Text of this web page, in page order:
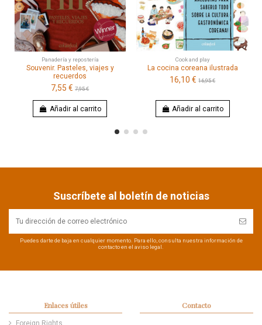
Panadería y repostería
Souvenir. Pasteles, viajes y
recuerdos
7,55 €7,95 €
Añadir al carrito
Cook and play
La cocina coreana ilustrada
16,10 €16,95 €
Añadir al carrito
Suscríbete al boletín de noticias
Puedes darte de baja en cualquier momento. Para ello, consulta nuestra información de
contacto en el aviso legal.
Enlaces útiles Contacto